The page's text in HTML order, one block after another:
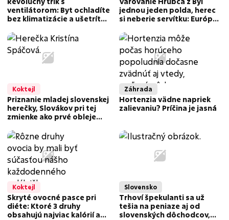
ventilátorom: Byt ochladíte
bez klimatizácie a ušetríte
jednou jeden polda, herec
si neberie servítku: Európa
Koktejl
Priznanie mladej slovenskej
herečky, Slovákov pri tej
zmienke ako prvé obleje
Záhrada
Hortenzia vädne napriek
zalievaniu? Príčina je jasná
Koktejl
Skryté ovocné pasce pri
diéte: Ktoré 3 druhy
obsahujú najviac kalórií a
Slovensko
Trhoví špekulanti sa už
tešia na peniaze aj od
slovenských dôchodcov,